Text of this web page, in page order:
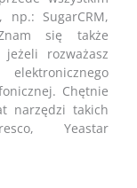
np.: SugarCRM,
się także
rozważasz
Chętnie
narzędzi takich
Yeastar